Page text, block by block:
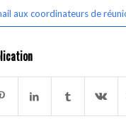
aux coordinateurs de